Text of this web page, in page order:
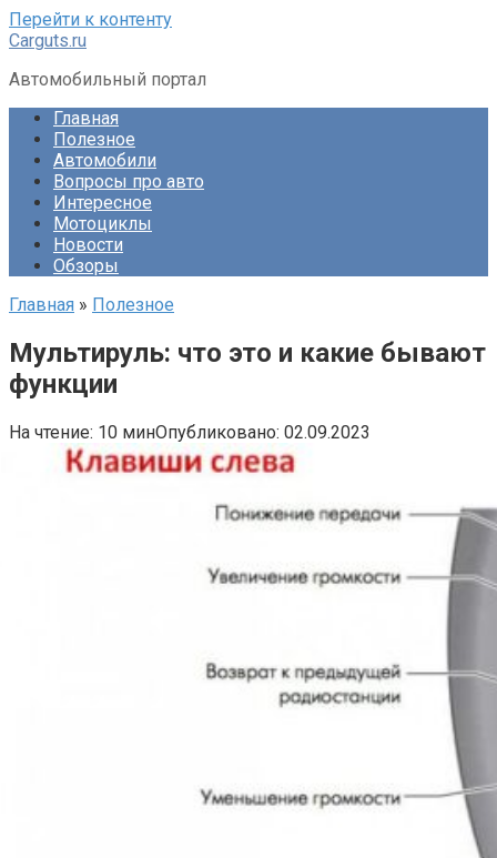
Перейти к контенту
Carguts.ru
Автомобильный портал
Главная
Полезное
Автомобили
Вопросы про авто
Интересное
Мотоциклы
Новости
Обзоры
Главная » Полезное
Мультируль: что это и какие бывают
функции
На чтение: 10 минОпубликовано: 02.09.2023